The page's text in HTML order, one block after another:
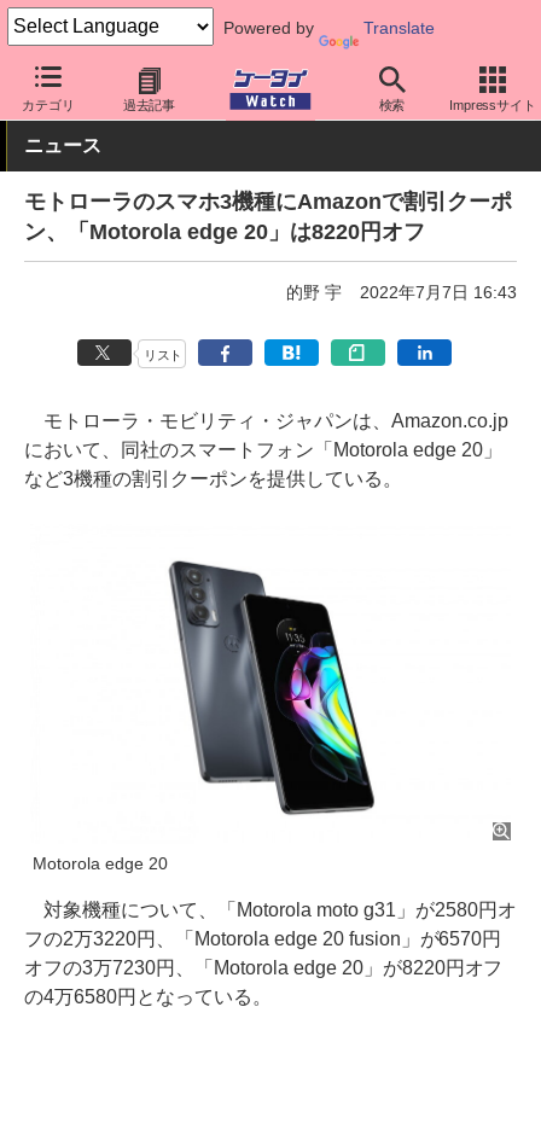
Powered by Translate
カテゴリ 過去記事 検索 Impressサイト
ケータイ Watch 格安スマホ/格安SIM 格安スマホ/SIMフリースマ
ニュース
モトローラのスマホ3機種にAmazonで割引クーポ
ン、「Motorola edge 20」は8220円オフ
的野 宇 2022年7月7日 16:43
リスト
モトローラ・モビリティ・ジャパンは、Amazon.co.jp
において、同社のスマートフォン「Motorola edge 20」
など3機種の割引クーポンを提供している。
Motorola edge 20
対象機種について、「Motorola moto g31」が2580円オ
フの2万3220円、「Motorola edge 20 fusion」が6570円
オフの3万7230円、「Motorola edge 20」が8220円オフ
の4万6580円となっている。